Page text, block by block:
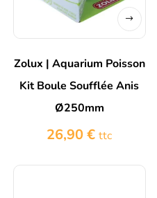
Zolux | Aquarium Poisson
Kit Boule Soufflée Anis
Ø250mm
26,90€ ttc